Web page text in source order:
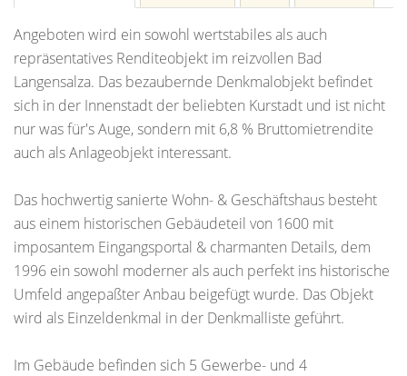
Angeboten wird ein sowohl wertstabiles als auch
repräsentatives Renditeobjekt im reizvollen Bad
Langensalza. Das bezaubernde Denkmalobjekt befindet
sich in der Innenstadt der beliebten Kurstadt und ist nicht
nur was für's Auge, sondern mit 6,8 % Bruttomietrendite
auch als Anlageobjekt interessant.
Das hochwertig sanierte Wohn- & Geschäftshaus besteht
aus einem historischen Gebäudeteil von 1600 mit
imposantem Eingangsportal & charmanten Details, dem
1996 ein sowohl moderner als auch perfekt ins historische
Umfeld angepaßter Anbau beigefügt wurde. Das Objekt
wird als Einzeldenkmal in der Denkmalliste geführt.
Im Gebäude befinden sich 5 Gewerbe- und 4